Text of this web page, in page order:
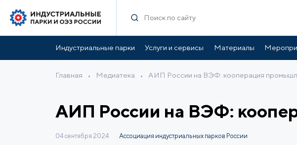
Индустриальные парки Услуги и сервисы Материалы
Главная • Медиатека • АИП России на ВЭФ: кооперация
АИП России на ВЭФ:
04 сентября 2024 Ассоциация индустриальных парков России